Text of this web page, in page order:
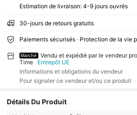
Estimation de livraison: 4-9 jours ouvrés
30-jours de retours gratuits
Paiements sécurisés · Protection de la vie
Marché
Vendu et expédié par le vendeur
Time
Entrepôt UE
Informations et obligations du vendeur
Pour signaler ce vendeur et/ou ce produit
Détails Du Produit